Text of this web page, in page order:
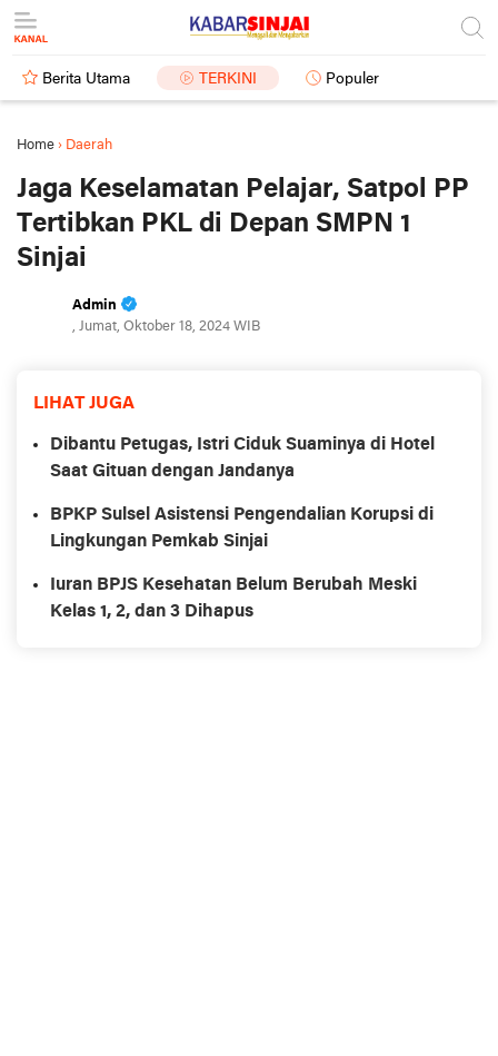
Berita Utama TERKINI Populer
Home › Daerah
Jaga Keselamatan Pelajar, Satpol PP
Tertibkan PKL di Depan SMPN 1
Sinjai
Admin
, Jumat, Oktober 18, 2024 WIB
LIHAT JUGA
Dibantu Petugas, Istri Ciduk Suaminya di Hotel
Saat Gituan dengan Jandanya
BPKP Sulsel Asistensi Pengendalian Korupsi di
Lingkungan Pemkab Sinjai
Iuran BPJS Kesehatan Belum Berubah Meski
Kelas 1, 2, dan 3 Dihapus